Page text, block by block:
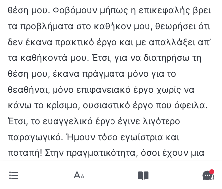
θέση μου. Φοβόμουν μήπως η επικεφαλής βρει
τα προβλήματα στο καθήκον μου, θεωρήσει ότι
δεν έκανα πρακτικό έργο και με απαλλάξει απ’
τα καθήκοντά μου. Έτσι, για να διατηρήσω τη
θέση μου, έκανα πράγματα μόνο για το
θεαθήναι, μόνο επιφανειακό έργο χωρίς να
κάνω το κρίσιμο, ουσιαστικό έργο που όφειλα.
Έτσι, το ευαγγελικό έργο έγινε λιγότερο
παραγωγικό. Ήμουν τόσο εγωίστρια και
ποταπή! Στην πραγματικότητα, όσοι έχουν μια